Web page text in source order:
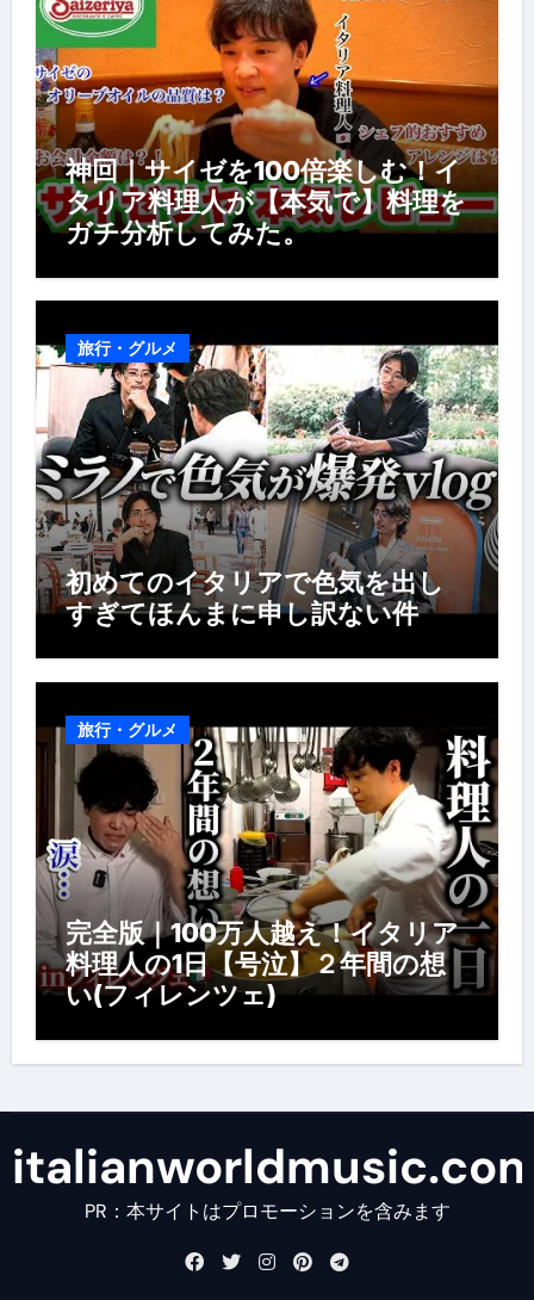
神回｜サイゼを100倍楽しむ！イ
タリア料理人が【本気で】料理を
ガチ分析してみた。
旅行・グルメ
初めてのイタリアで色気を出し
すぎてほんまに申し訳ない件
旅行・グルメ
完全版｜100万人越え！イタリア
料理人の1日【号泣】２年間の想
い(フィレンツェ)
PR：本サイトはプロモーションを含みます